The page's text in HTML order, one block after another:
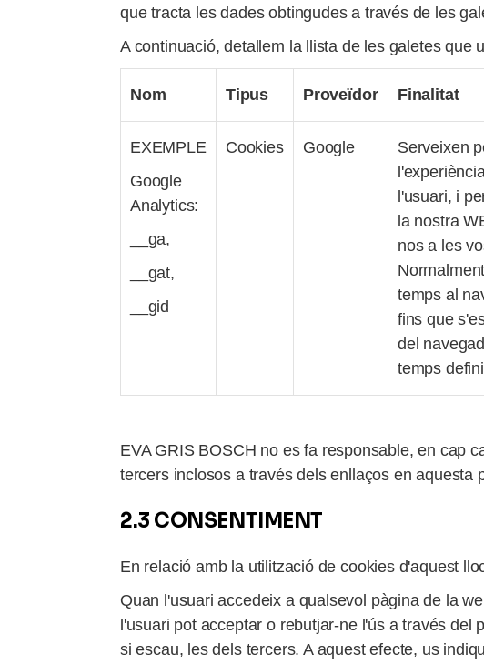
que tracta les dades obtingudes a través de les
A continuació, detallem la llista de les galetes que
Nom Tipus Proveïdor Finalitat
EXEMPLE
Google
Analytics:
__ga,
__gat,
__gid
Cookies Google
Serveixen
l'usuari, i
la nostra
nos a les
temps al
fins que
del
temps
EVA GRIS BOSCH no es fa responsable, en cap
tercers inclosos a través dels enllaços en aquesta
2.3 CONSENTIMENT
En relació amb la utilització de cookies d'aquest
Quan l'usuari accedeix a qualsevol pàgina de la
l'usuari pot acceptar o rebutjar-ne l'ús a través
si escau, les dels tercers. A aquest efecte, us